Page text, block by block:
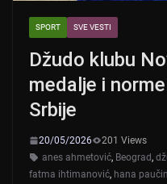
SPORT SVE VESTI
Džudo klubu
medalje i
Srbije
20/05/2026
201 Views
anes ahmetović, Beograd,
fatma ihtimanović, hana